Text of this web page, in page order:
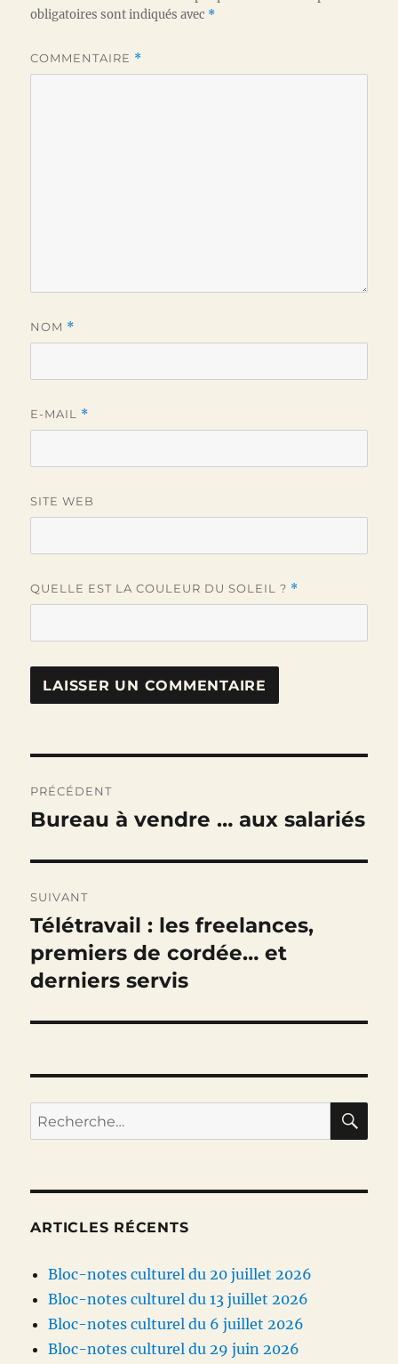
obligatoires sont indiqués avec *
COMMENTAIRE *
NOM *
E-MAIL *
SITE WEB
QUELLE EST LA COULEUR DU SOLEIL ? *
de
PRÉCÉDENT
Publication
Bureau à vendre … aux salariés
SUIVANT
Publication
suivante :
Télétravail : les freelances,
premiers de cordée… et
derniers servis
Recherche
pour :
ARTICLES RÉCENTS
Bloc-notes culturel du 20 juillet 2026
Bloc-notes culturel du 13 juillet 2026
Bloc-notes culturel du 6 juillet 2026
Bloc-notes culturel du 29 juin 2026